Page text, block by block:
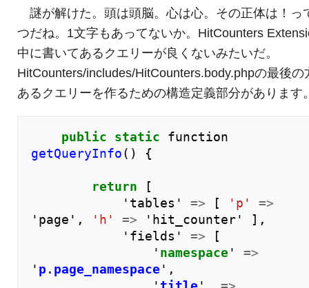
謎が解けた。頭は頭脳。心は心。その正体は！っ
つだね。1文字もあってないか。HitCounters
中に書いてあるクエリーが良くないみたいだ。
HitCounters/includes/HitCounters.body.phpの最後の
あるクエリーを作るための構造定義部分があります
public static
function
getQueryInfo() {
return
[
' tables ' => [ 'p'
=>
' page ' , 'h' => ' hit_counter'
],
' fields ' =>
[
' namespace'
=>
' p . page_namespace' ,